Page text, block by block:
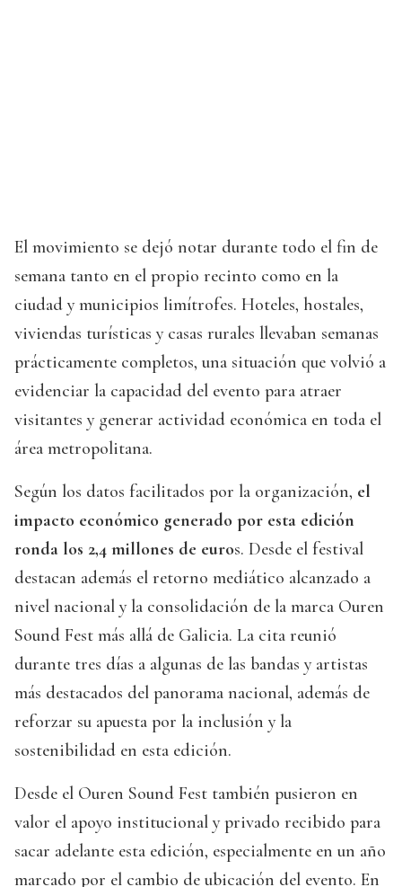
El movimiento se dejó notar durante todo el fin de
semana tanto en el propio recinto como en la
ciudad y municipios limítrofes. Hoteles, hostales,
viviendas turísticas y casas rurales llevaban semanas
prácticamente completos, una situación que volvió a
evidenciar la capacidad del evento para atraer
visitantes y generar actividad económica en toda el
área metropolitana.
Según los datos facilitados por la organización, el
impacto económico generado por esta edición
ronda los 2,4 millones de euros. Desde el festival
destacan además el retorno mediático alcanzado a
nivel nacional y la consolidación de la marca Ouren
Sound Fest más allá de Galicia. La cita reunió
durante tres días a algunas de las bandas y artistas
más destacados del panorama nacional, además de
reforzar su apuesta por la inclusión y la
sostenibilidad en esta edición.
Desde el Ouren Sound Fest también pusieron en
valor el apoyo institucional y privado recibido para
sacar adelante esta edición, especialmente en un año
marcado por el cambio de ubicación del evento. En